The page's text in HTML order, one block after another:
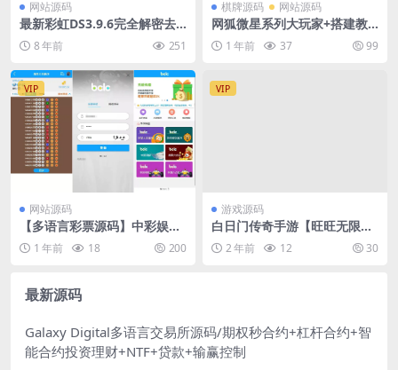
网站源码
最新彩虹DS3.9.6完全解密去
除后门版
8 年前 251
棋牌源码 网站源码
网狐微星系列大玩家+搭建教
程 1 年前 37 99
VIP
网站源码
【多语言彩票源码】中彩娱乐
二开彩票+可加彩种+自动下注
机器人+完整代理
1 年前 18 200
VIP
游戏源码
白日门传奇手游【旺旺无限刀
雷霆万钧单职业修复版】最新
整理Win系服务端+安卓+跨服
2 年前 12 30
最新源码
Galaxy Digital多语言交易所源码/期权秒合约+杠杆合约+智
能合约投资理财+NTF+贷款+输赢控制